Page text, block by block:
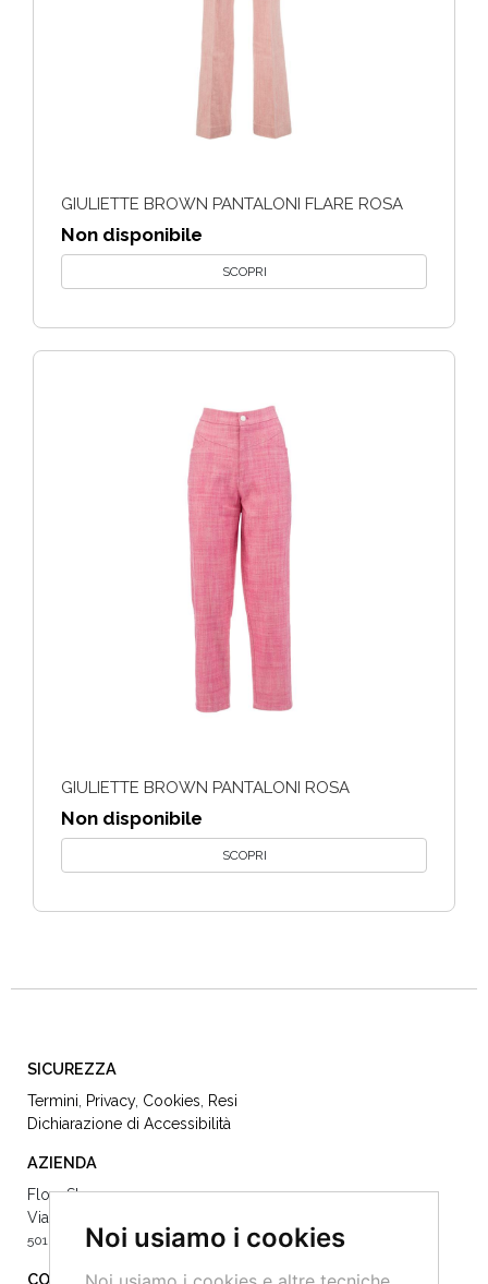
Noi usiamo i cookies
GIULIETTE BROWN PANTALONI FLARE ROSA
Non disponibile
SCOPRI
GIULIETTE BROWN PANTALONI ROSA
Non disponibile
SCOPRI
SICUREZZA
Termini Privacy, Cookies
Resi
Dichiarazione di Accessibilità
AZIENDA
Flow Store
Via Dè Vecchietti 22
50123 Firenze - 055215504
CONTATTI